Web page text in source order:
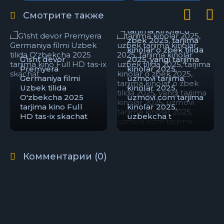
Смотрите также
G'isht devor
Premyera
Germaniya filmi
Uzbek tilida
O'zbekcha 2025
tarjima kino Full
HD tas-ix skachat
kinolar 2025,
uzbek tilida 2025,
tarjima kinolar o
zbek 2025, tarjima
kinolar o zbek tilida
2025, yangi tarjima
kinolar 2025,
uzmovi tarjima
kinolar 2025,
uzmovi com tarjima
kinolar 2025,
uzbekcha t
Комментарии (0)